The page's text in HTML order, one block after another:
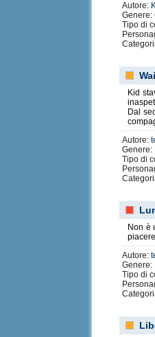
Autore:
Genere:
Tipo di
Kid
Dal
Autore:
Genere:
Tipo di
Non è
Autore:
Genere:
Tipo di